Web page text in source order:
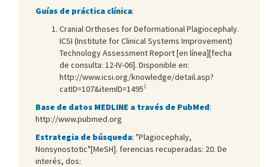
Guías de práctica clínica:
Cranial Orthoses for Deformational Plagiocephaly.
ICSI (Institute for Clinical Systems Improvement)
Technology Assessment Report [en línea][fecha
de consulta: 12-IV-06]. Disponible en:
http://www.icsi.org/knowledge/detail.asp?
catID=107&itemID=14951
Base de datos MEDLINE a través de PubMed:
http://www.pubmed.org
Estrategia de búsqueda: "Plagiocephaly,
Nonsynostotic"[MeSH]. ferencias recuperadas: 20. De
interés, dos: